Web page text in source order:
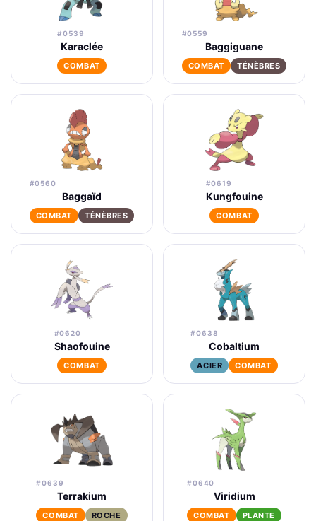
#0539
Karaclée
COMBAT
#0559
Baggiguane
COMBAT TÉNÈBRES
#0560
Baggaïd
COMBAT TÉNÈBRES
#0619
Kungfouine
COMBAT
#0620
Shaofouine
COMBAT
#0638
Cobaltium
ACIER COMBAT
#0639
Terrakium
COMBAT ROCHE
#0640
Viridium
COMBAT PLANTE